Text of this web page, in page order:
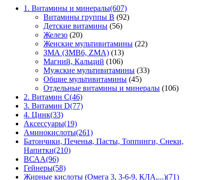
1. Витамины и минералы(607)
Витамины группы В (92)
Детские витамины (56)
Железо (20)
Женские мультивитамины (22)
ЗМА (ЗМВ6, ZMA) (13)
Магний, Кальций (106)
Мужские мультивитамины (33)
Общие мультивитамины (45)
Отдельные витамины и минералы (106)
2. Витамин С(46)
3. Витамин D(77)
4. Цинк(33)
Аксессуары(19)
Аминокислоты(261)
Батончики, Печенья, Пасты, Топпинги, Снеки,
Напитки(210)
ВСАА(96)
Гейнеры(58)
Жирные кислоты (Омега 3, 3-6-9, КЛА,...)(71)